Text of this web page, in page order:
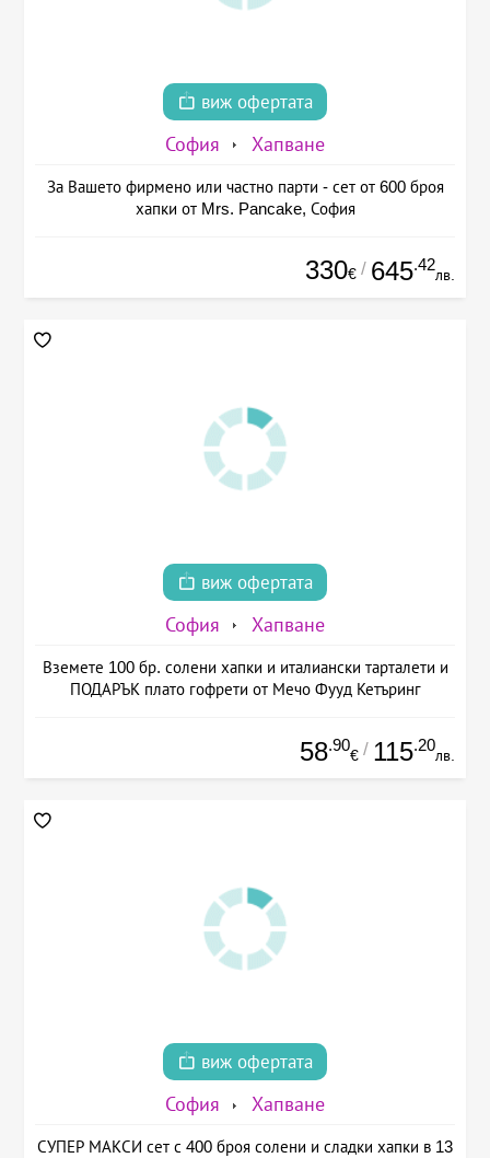
виж офертата
София Хапване
За Вашето фирмено или частно парти - сет от 600 броя
хапки от Mrs. Pancake, София
330€ / 645.42
лв.
виж офертата
София Хапване
Вземете 100 бр. солени хапки и италиански тарталети и
ПОДАРЪК плато гофрети от Мечо Фууд Кетъринг
58.90
€ / 115.20
лв.
виж офертата
София Хапване
СУПЕР МАКСИ сет с 400 броя солени и сладки хапки в 13